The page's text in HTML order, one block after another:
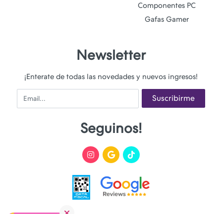
Componentes PC
Gafas Gamer
Newsletter
¡Enterate de todas las novedades y nuevos ingresos!
Email Suscribirme
Seguinos!